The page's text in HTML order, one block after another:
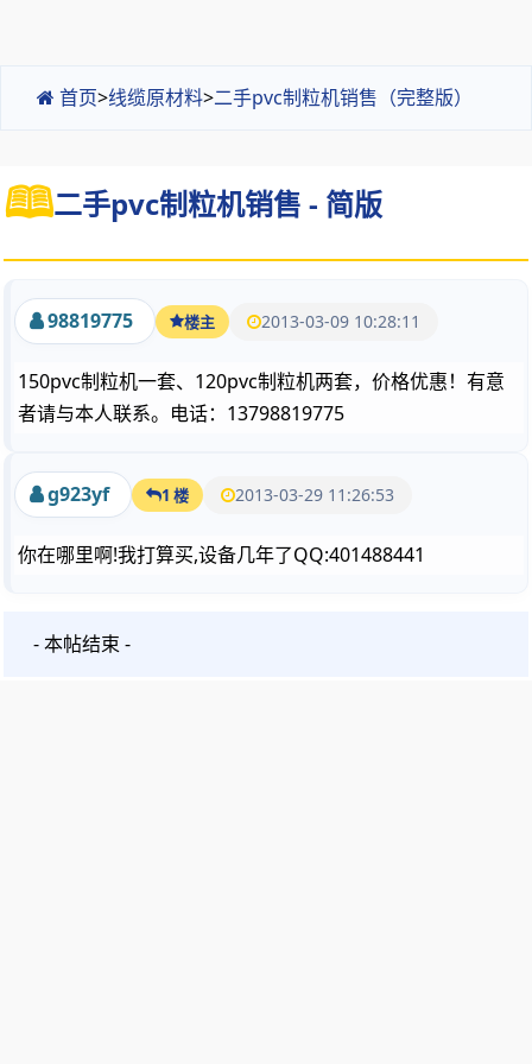
首页>线缆原材料>二手pvc制粒机销售（完整版）
二手pvc制粒机销售 - 简版
98819775 楼主 2013-03-09 10:28:11
150pvc制粒机一套、120pvc制粒机两套，价格优惠！有意
者请与本人联系。电话：13798819775
g923yf 1 楼 2013-03-29 11:26:53
你在哪里啊!我打算买,设备几年了QQ:401488441
- 本帖结束 -